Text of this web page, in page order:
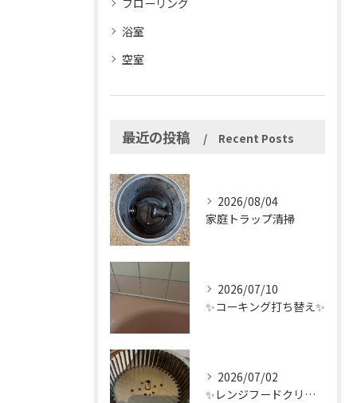
フローリング
浴室
空室
最近の投稿 Recent Posts
2026/08/04
家庭トラップ清掃
2026/07/10
✨コーキング打ち替え✨
2026/07/02
✨レンジフードクリーニング✨